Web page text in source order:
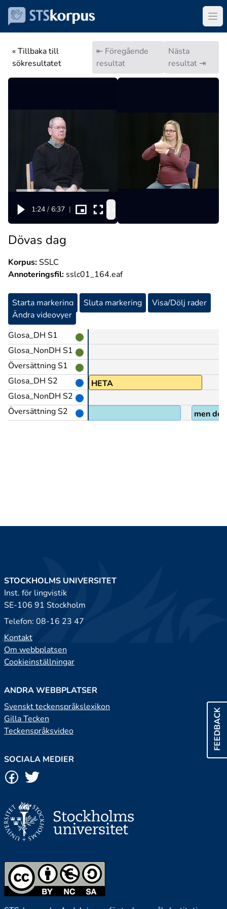
« Tillbaka till
sökresultatet
⇤ Föregående
resultat
Nästa
resultat ⇥
1:24 / 6:37 |
Dövas dag
Korpus:SSLC
Annoteringsfil: sslc01_164.eaf
Starta markering Sluta markering
Visa/Dölj rader
Ändra videovyer
Glosa_DH S1
Glosa_NonDH S1
Översättning S1
Glosa_DH S2
Glosa_NonDH S2
Översättning S2
TEATER-SPELA HETA
men
FEEDBACK
STOCKHOLMS UNIVERSITET
Inst. för lingvistik
SE-106 91 Stockholm
Telefon: 08-16 23 47
Kontakt
Om webbplatsen
Cookieinställningar
ANDRA WEBBPLATSER
Svenskt teckenspråkslexikon
Gilla Tecken
Teckenspråksvideo
SOCIALA MEDIER